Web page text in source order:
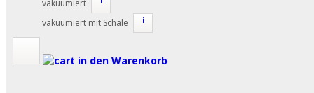
vakuumiert
vakuumiert mit Schale i
in den Warenkorb